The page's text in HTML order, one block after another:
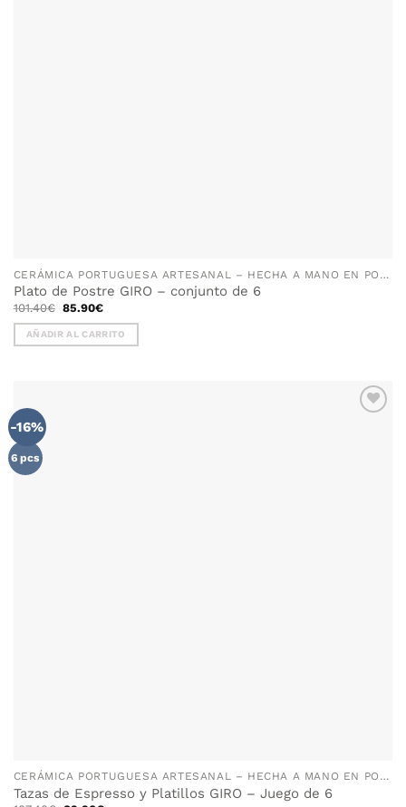
CERÁMICA PORTUGUESA ARTESANAL – HECHA A MANO EN PORTUGAL
Plato de Postre GIRO – conjunto de 6
101.40€ El
original
era:
101.40€.
85.90€El
actual
es:
85.90€.
AÑADIR AL CARRITO
-16%
6 pcs
CERÁMICA PORTUGUESA ARTESANAL – HECHA A MANO EN PORTUGAL
Tazas de Espresso y Platillos GIRO – Juego de 6